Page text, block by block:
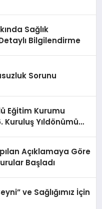
Sağlık
Bilgilendirme
Sorunu
Eğitim Kurumu
Kuruluş Yıldönümü
Açıklamaya Göre
Başladı
ve Sağlığımız İçin